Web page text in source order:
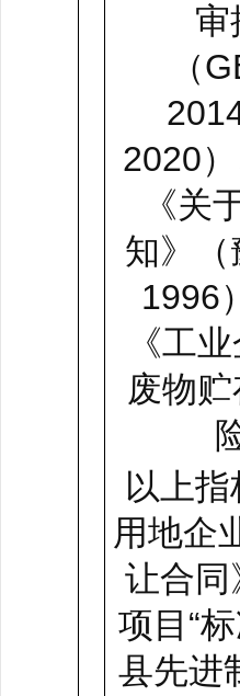
审
（
2020
《关
知》
1996
《工
废物
以上
用地企
让合同
项目“
县先进